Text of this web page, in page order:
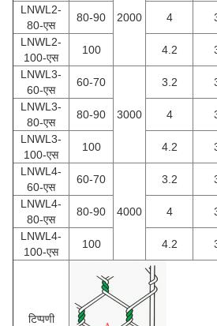
2000
LNWL2-
80-एस
80-90 4
LNWL2-
100-एस
100 4.2
LNWL3-
60-एस
60-70
3000
3.2
LNWL3-
80-एस
80-90 4
LNWL3-
100-एस
100 4.2
LNWL4-
60-एस
60-70
4000
3.2
LNWL4-
80-एस
80-90 4
LNWL4-
100-एस
100 4.2
टिप्पणी